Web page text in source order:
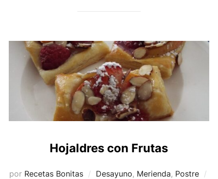
Hojaldres con Frutas
por Recetas Bonitas Desayuno, Merienda, Postre